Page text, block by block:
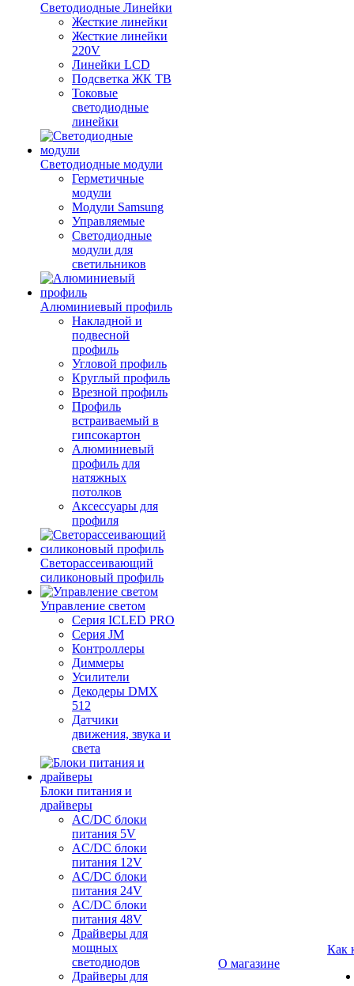
Светодиодные Линейки
Жесткие линейки
Жесткие линейки
220V
Линейки LCD
Подсветка ЖК ТВ
Токовые
светодиодные
линейки
Светодиодные модули
Герметичные
модули
Модули Samsung
Управляемые
Светодиодные
модули для
светильников
Алюминиевый профиль
Накладной и
подвесной
профиль
Угловой профиль
Круглый профиль
Врезной профиль
Профиль
встраиваемый в
гипсокартон
Алюминиевый
профиль для
натяжных
потолков
Аксессуары для
профиля
Светорассеивающий
силиконовый профиль
Управление светом
Серия ICLED PRO
Серия JM
Контроллеры
Диммеры
Усилители
Декодеры DMX
512
Датчики
движения, звука и
света
Блоки питания и
драйверы
AC/DC блоки
питания 5V
AC/DC блоки
питания 12V
AC/DC блоки
питания 24V
AC/DC блоки
питания 48V
Драйверы для
мощных
светодиодов
Драйверы для
О магазине
Как